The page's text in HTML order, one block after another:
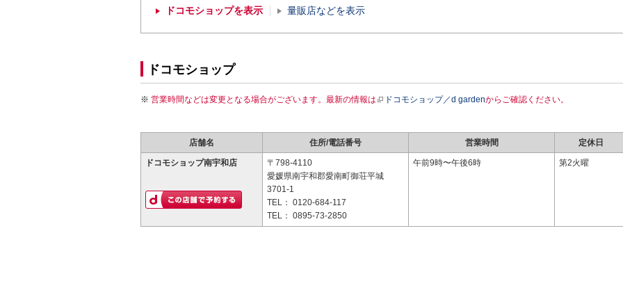
ドコモショップを表示 量販店などを表示
ドコモショップ
営業時間などは変更となる場合がございます。最新の情報は ドコモショップ／d gardenからご確認ください。
店舗名 住所/電話番号 営業時間 定休日
ドコモショップ南宇和店
〒798-4110
愛媛県南宇和郡愛南町御荘平城
3701-1
TEL： 0120-684-117
TEL： 0895-73-2850
午前9時〜午後6時 第2火曜